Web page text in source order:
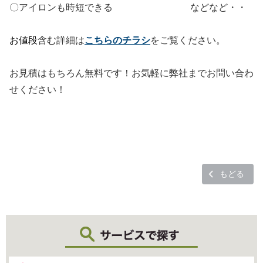
〇アイロンも時短できる などなど・・
お値段含む詳細はこちらのチラシをご覧ください。
お見積はもちろん無料です！お気軽に弊社までお問い合わ
せください！
もどる